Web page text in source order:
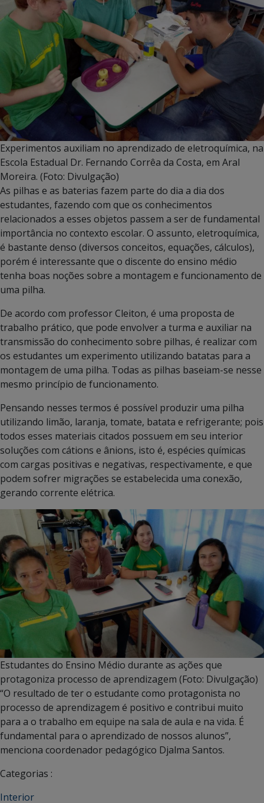
Experimentos auxiliam no aprendizado de eletroquímica, na
Escola Estadual Dr. Fernando Corrêa da Costa, em Aral
Moreira. (Foto: Divulgação)
As pilhas e as baterias fazem parte do dia a dia dos
estudantes, fazendo com que os conhecimentos
relacionados a esses objetos passem a ser de fundamental
importância no contexto escolar. O assunto, eletroquímica,
é bastante denso (diversos conceitos, equações, cálculos),
porém é interessante que o discente do ensino médio
tenha boas noções sobre a montagem e funcionamento de
uma pilha.
De acordo com professor Cleiton, é uma proposta de
trabalho prático, que pode envolver a turma e auxiliar na
transmissão do conhecimento sobre pilhas, é realizar com
os estudantes um experimento utilizando batatas para a
montagem de uma pilha. Todas as pilhas baseiam-se nesse
mesmo princípio de funcionamento.
Pensando nesses termos é possível produzir uma pilha
utilizando limão, laranja, tomate, batata e refrigerante; pois
todos esses materiais citados possuem em seu interior
soluções com cátions e ânions, isto é, espécies químicas
com cargas positivas e negativas, respectivamente, e que
podem sofrer migrações se estabelecida uma conexão,
gerando corrente elétrica.
Estudantes do Ensino Médio durante as ações que
protagoniza processo de aprendizagem (Foto: Divulgação)
“O resultado de ter o estudante como protagonista no
processo de aprendizagem é positivo e contribui muito
para a o trabalho em equipe na sala de aula e na vida. É
fundamental para o aprendizado de nossos alunos”,
menciona coordenador pedagógico Djalma Santos.
Categorias :
Interior